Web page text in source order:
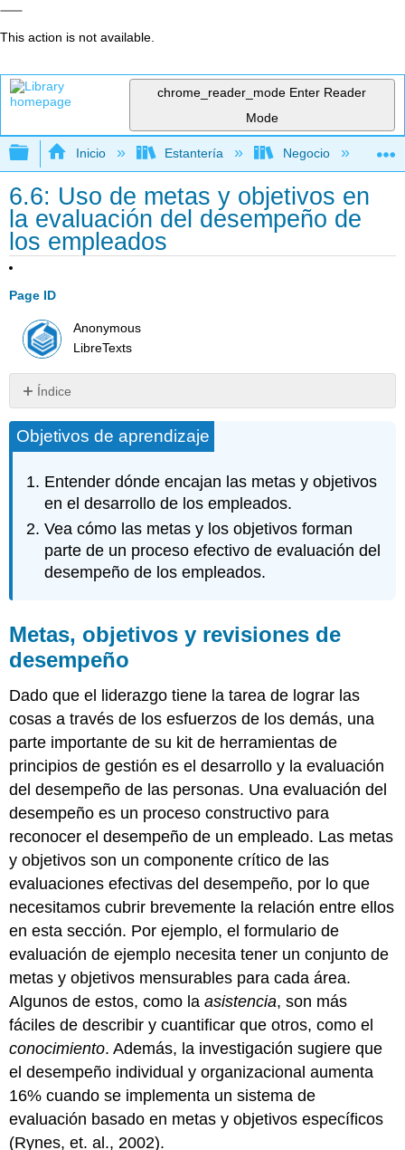
This action is not available.
chrome_reader_mode Enter Reader
Mode
Expandir/contraer jerarquía global
Inicio Estantería Negocio
6.6: Uso de metas y objetivos en
la evaluación del desempeño de
los empleados
Page ID
Anonymous
LibreTexts
Índice
objetivos
y
de
desempeño
Rol
limitaciones
de
de
desempeño
Ejemplo
del
de
Revisión
de
Desempeño
revisión
de
desempeño
Mejores
Prácticas
Llave
llevar
Ejercicios
Referencias
Objetivos de aprendizaje
Entender dónde encajan las metas y objetivos
en el desarrollo de los empleados.
Vea cómo las metas y los objetivos forman
parte de un proceso efectivo de evaluación del
desempeño de los empleados.
Metas, objetivos y revisiones de
desempeño
Dado que el liderazgo tiene la tarea de lograr las
cosas a través de los esfuerzos de los demás, una
parte importante de su kit de herramientas de
principios de gestión es el desarrollo y la evaluación
del desempeño de las personas. Unaevaluación del
desempeño es un proceso constructivo para
reconocer el desempeño de un empleado. Las metas
y objetivos son un componente crítico de las
evaluaciones efectivas del desempeño, por lo que
necesitamos cubrir brevemente la relación entre ellos
en esta sección. Por ejemplo, el formulario de
evaluación de ejemplo necesita tener un conjunto de
metas y objetivos mensurables para cada área.
Algunos de estos, como laasistencia, son más
fáciles de describir y cuantificar que otros, como el
conocimiento. Además, la investigación sugiere que
el desempeño individual y organizacional aumenta
16% cuando se implementa un sistema de
evaluación basado en metas y objetivos específicos
(Rynes, et. al., 2002).